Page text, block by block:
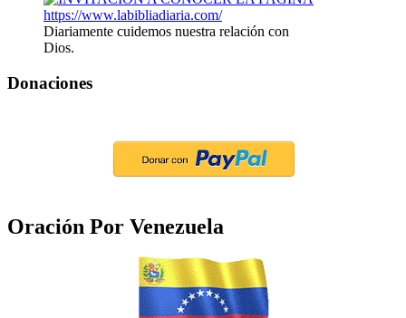
Diariamente cuidemos nuestra relación con
Dios.
Donaciones
Oración Por Venezuela